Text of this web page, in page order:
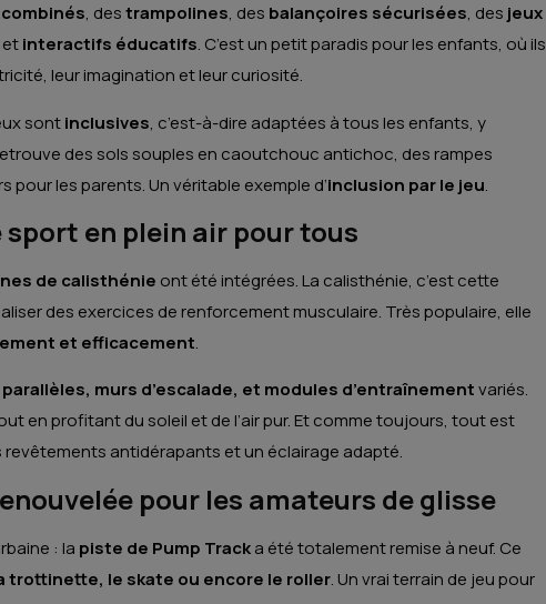
, destrampolines, des balançoires sécurisées, des jeux
etinteractifs éducatifs. C’est un petit paradis pour les enfants, où ils
leur imagination et leur curiosité.
sontinclusives, c’est-à-dire adaptées à tous les enfants, y
des sols souples en caoutchouc antichoc, des rampes
pour les parents. Un véritable exemple d’inclusion par le jeu.
en plein air pour tous
de calisthénie ont été intégrées. La calisthénie, c’est cette
des exercices de renforcement musculaire. Très populaire, elle
et efficacement.
murs d’escalade, et modules d’entraînementvariés.
en profitant du soleil et de l’air pur. Et comme toujours, tout est
antidérapants et un éclairage adapté.
pour les amateurs de glisse
: la piste de Pump Tracka été totalement remise à neuf. Ce
trottinette, le skate ou encore le roller. Un vrai terrain de jeu pour